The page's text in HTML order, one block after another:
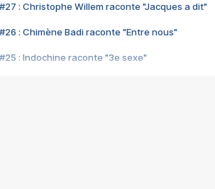
#27 : Christophe Willem raconte "Jacques a dit"
#26 : Chimène Badi raconte "Entre nous"
#25 : Indochine raconte "3e sexe"